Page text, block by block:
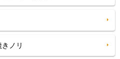
きノリ